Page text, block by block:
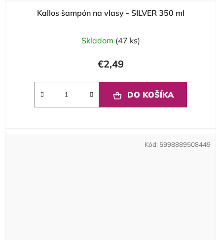
Kallos šampón na vlasy - SILVER 350 ml
Skladom (47 ks)
€2,49
DO KOŠÍKA
Kód: 5998889508449